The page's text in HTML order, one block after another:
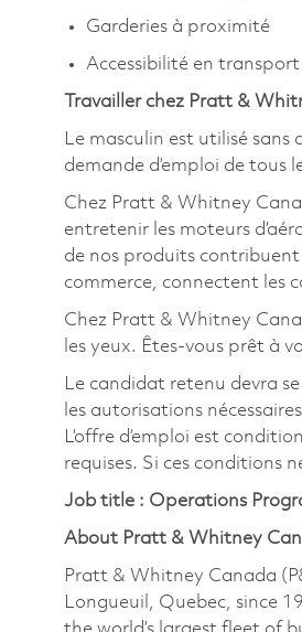
Garderies à proximité
Accessibilité en
Travailler chez Pratt &
Le masculin est utilisé
demande d’emploi de tous
Chez Pratt & Whitney
entretenir les moteurs
de nos produits contribuent
commerce, connectent les
Chez Pratt & Whitney
les yeux. Êtes-vous prêt à
Le candidat retenu devra
les autorisations
L’offre d’emploi est
requises. Si ces conditions
Job title : Operations
About Pratt & Whitney
Pratt & Whitney Canada
Longueuil, Quebec, since